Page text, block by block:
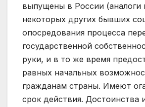
выпущены в России (аналоги
некоторых других бывших
опосредования процесса
государственной
руки, и в то же время
равных начальных
гражданам страны. Имеют
срок действия. Достоинства